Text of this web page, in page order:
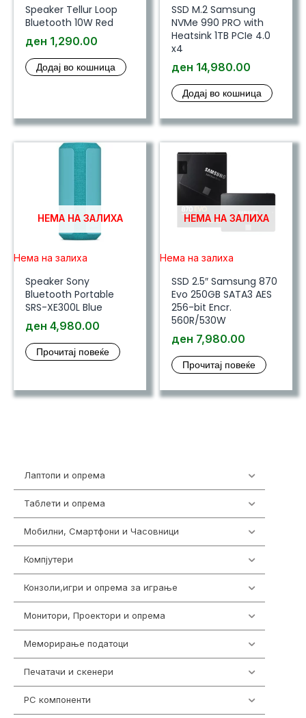
Лаптопи и опрема
Таблети и опрема
Мобилни, Смартфони и Часовници
Компјутери
Конзоли,игри и опрема за играње
Монитори, Проектори и опрема
Меморирање податоци
Печатачи и скенери
PC компоненти
Speaker Tellur Loop
Bluetooth 10W Red
ден 1,290.00
Додај во кошница
SSD M.2 Samsung
NVMe 990 PRO with
Heatsink 1TB PCIe 4.0
x4
ден 14,980.00
Додај во кошница
НЕМА НА ЗАЛИХА
Нема на залиха
Speaker Sony
Bluetooth Portable
SRS-XE300L Blue
ден 4,980.00
Прочитај повеќе
НЕМА НА ЗАЛИХА
Нема на залиха
SSD 2.5″ Samsung 870
Evo 250GB SATA3 AES
256-bit Encr.
560R/530W
ден 7,980.00
Прочитај повеќе